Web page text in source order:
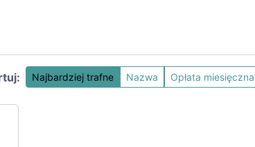
Najbardziej trafne Nazwa Opłata miesięczna